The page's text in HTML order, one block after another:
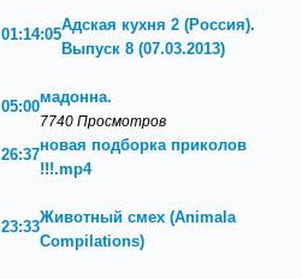
01:14:05
Адская кухня 2 (Россия).
Выпуск 8 (07.03.2013)
05:00
мадонна.
7740 Просмотров
26:37
новая подборка приколов
!!!.mp4
23:33
Животный смех (Animala
Compilations)